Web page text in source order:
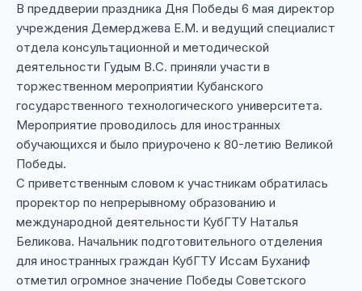
В преддверии праздника Дня Победы 6 мая директор
учреждения Демерджева Е.М. и ведущий специалист
отдела консультационной и методической
деятельности Гудым В.С. приняли участи в
торжественном мероприятии Кубанского
государственного технологического университета.
Мероприятие проводилось для иностранных
обучающихся и было приурочено к 80-летию Великой
Победы.
С приветственным словом к участникам обратилась
проректор по непрерывному образованию и
международной деятельности КубГТУ Наталья
Беликова. Начальник подготовительного отделения
для иностранных граждан КубГТУ Иссам Буханиф
отметил огромное значение Победы Советского